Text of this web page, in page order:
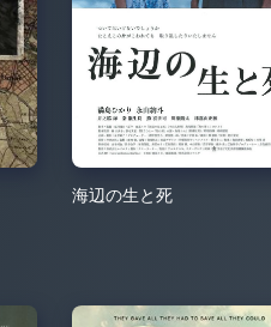
海辺の生と死